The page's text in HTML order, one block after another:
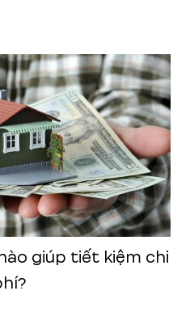
giúp tiết kiệm chi